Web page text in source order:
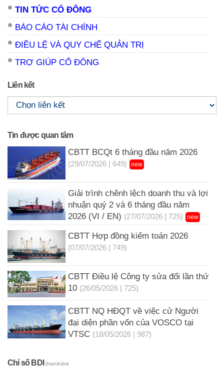
TIN TỨC CỔ ĐÔNG
BÁO CÁO TÀI CHÍNH
ĐIỀU LỆ VÀ QUY CHẾ QUẢN TRỊ
TRỢ GIÚP CỔ ĐÔNG
Liên kết
Tin được quan tâm
CBTT BCQt 6 tháng đầu năm 2026
(29/07/2026 | 649) new
Giải trình chênh lệch doanh thu và lợi
nhuận quý 2 và 6 tháng đầu năm
2026 (VI / EN) (27/07/2026 | 725) new
CBTT Hợp đồng kiểm toán 2026
(07/07/2026 | 749)
CBTT Điều lệ Công ty sửa đổi lần thứ
10 (26/05/2026 | 725)
CBTT NQ HĐQT về việc cử Người
đại diện phần vốn của VOSCO tại
VTSC (18/05/2026 | 987)
Chỉ số BDI(Xem thêm)